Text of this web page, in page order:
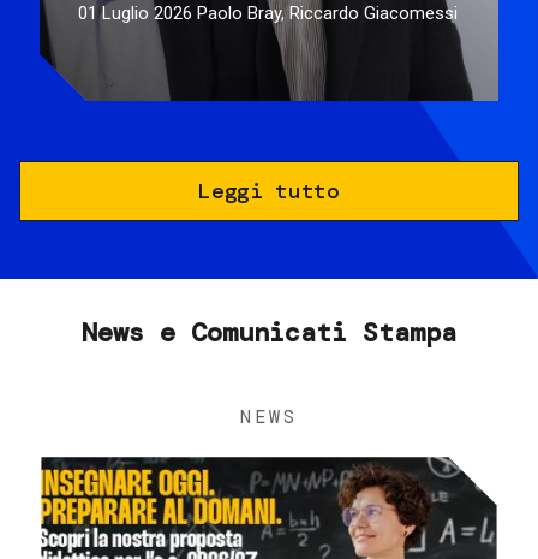
01 Luglio 2026 Paolo Bray, Riccardo Giacomessi
Leggi tutto
News e Comunicati Stampa
NEWS